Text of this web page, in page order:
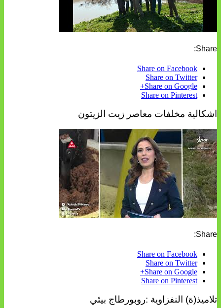
Share:
Share on Facebook
Share on Twitter
Share on Google+
Share on Pinterest
اشكالية مخلفات معاصر زيت الزيتون
Share:
Share on Facebook
Share on Twitter
Share on Google+
Share on Pinterest
تلاميذ(ة) النفزاوية :روبورطاج بيئي